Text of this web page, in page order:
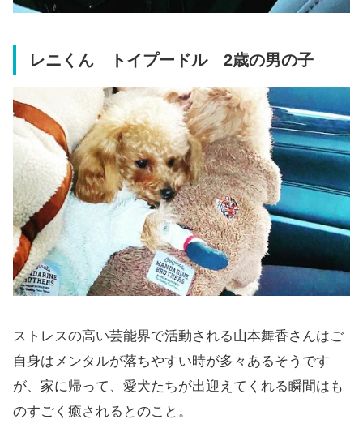
レニくん トイプードル2歳の男の子
ストレスの高い芸能界で活動される山本舞香さんはご
自身はメンタルが落ちやすい時が多々あるそうです
が、家に帰って、愛犬たちが出迎えてくれる瞬間はも
のすごく癒されるとのこと。